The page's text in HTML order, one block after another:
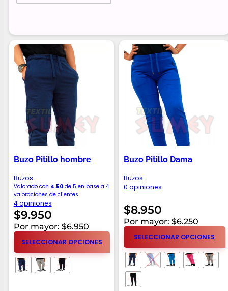
Buzo Pitillo hombre
Buzos
Valorado con 4.50de 5 en base a 4
valoraciones de clientes
4 opiniones
$9.950
Por mayor: $6.950
SELECCIONAR OPCIONES
Buzo Pitillo Dama
Buzos
0 opiniones
$8.950
Por mayor: $6.250
SELECCIONAR OPCIONES